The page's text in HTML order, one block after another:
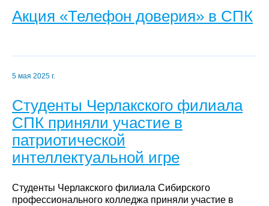
Акция «Телефон доверия» в СПК
5 мая 2025 г.
Студенты Черлакского филиала
СПК приняли участие в
патриотической
интеллектуальной игре
Студенты Черлакского филиала Сибирского
профессионального колледжа приняли участие в